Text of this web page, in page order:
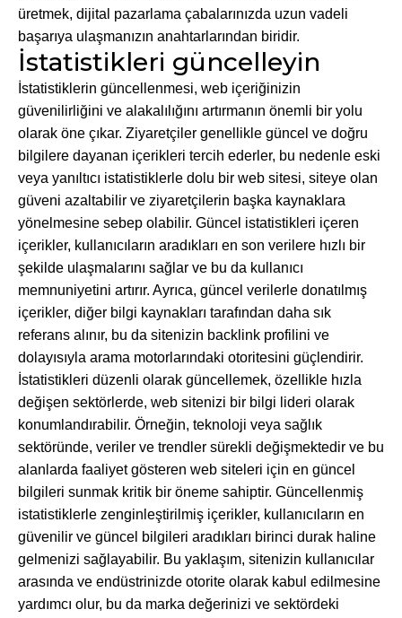
üretmek, dijital pazarlama çabalarınızda uzun vadeli
başarıya ulaşmanızın anahtarlarından biridir.
İstatistikleri güncelleyin
İstatistiklerin güncellenmesi, web içeriğinizin
güvenilirliğini ve alakalılığını artırmanın önemli bir yolu
olarak öne çıkar. Ziyaretçiler genellikle güncel ve doğru
bilgilere dayanan içerikleri tercih ederler, bu nedenle eski
veya yanıltıcı istatistiklerle dolu bir web sitesi, siteye olan
güveni azaltabilir ve ziyaretçilerin başka kaynaklara
yönelmesine sebep olabilir. Güncel istatistikleri içeren
içerikler, kullanıcıların aradıkları en son verilere hızlı bir
şekilde ulaşmalarını sağlar ve bu da kullanıcı
memnuniyetini artırır. Ayrıca, güncel verilerle donatılmış
içerikler, diğer bilgi kaynakları tarafından daha sık
referans alınır, bu da sitenizin backlink profilini ve
dolayısıyla arama motorlarındaki otoritesini güçlendirir.
İstatistikleri düzenli olarak güncellemek, özellikle hızla
değişen sektörlerde, web sitenizi bir bilgi lideri olarak
konumlandırabilir. Örneğin, teknoloji veya sağlık
sektöründe, veriler ve trendler sürekli değişmektedir ve bu
alanlarda faaliyet gösteren web siteleri için en güncel
bilgileri sunmak kritik bir öneme sahiptir. Güncellenmiş
istatistiklerle zenginleştirilmiş içerikler, kullanıcıların en
güvenilir ve güncel bilgileri aradıkları birinci durak haline
gelmenizi sağlayabilir. Bu yaklaşım, sitenizin kullanıcılar
arasında ve endüstrinizde otorite olarak kabul edilmesine
yardımcı olur, bu da marka değerinizi ve sektördeki